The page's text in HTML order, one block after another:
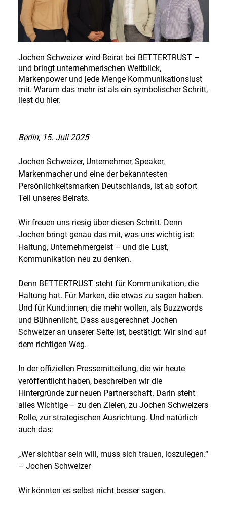
DE
EN
Deutsch
English
Jochen Schweizer wird Beirat bei BETTERTRUST –
und bringt unternehmerischen Weitblick,
Markenpower und jede Menge Kommunikationslust
mit. Warum das mehr ist als ein symbolischer Schritt,
liest du hier.
Berlin, 15. Juli 2025
Jochen Schweizer, Unternehmer, Speaker,
Markenmacher und eine der bekanntesten
Persönlichkeitsmarken Deutschlands, ist ab sofort
Teil unseres Beirats.
Wir freuen uns riesig über diesen Schritt. Denn
Jochen bringt genau das mit, was uns wichtig ist:
Haltung, Unternehmergeist – und die Lust,
Kommunikation neu zu denken.
Denn BETTERTRUST steht für Kommunikation, die
Haltung hat. Für Marken, die etwas zu sagen haben.
Und für Kund:innen, die mehr wollen, als Buzzwords
und Bühnenlicht. Dass ausgerechnet Jochen
Schweizer an unserer Seite ist, bestätigt: Wir sind auf
dem richtigen Weg.
In der offiziellen Pressemitteilung, die wir heute
veröffentlicht haben, beschreiben wir die
Hintergründe zur neuen Partnerschaft. Darin steht
alles Wichtige – zu den Zielen, zu Jochen Schweizers
Rolle, zur strategischen Ausrichtung. Und natürlich
auch das:
„Wer sichtbar sein will, muss sich trauen, loszulegen.“
– Jochen Schweizer
Wir könnten es selbst nicht besser sagen.